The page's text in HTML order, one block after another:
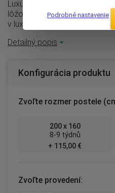
Luxusné lôžko Astrid typu
lôžok je veľmi obľúbená v
v luxusných ...
Detailný popis
Konfigurácia produktu
Zvoľte rozmer postele
200 x 160
8-9 týdnů
+ 115,00 €
Zvoľte provedení:
Podrobné nastavenie